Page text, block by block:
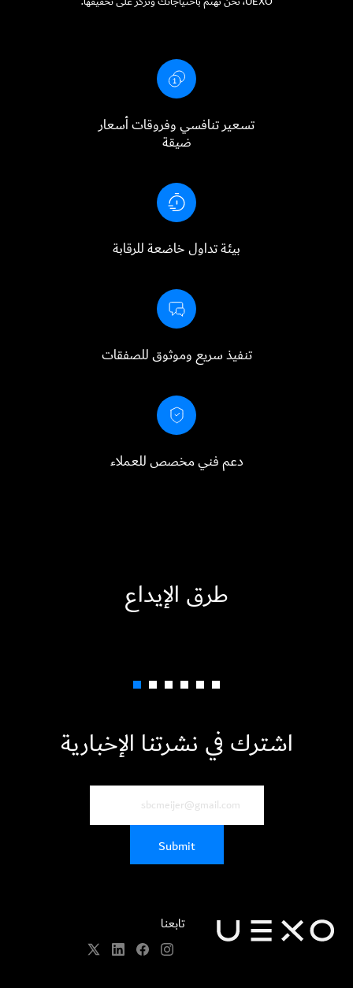
تسعير تنافسي وفروقات أسعار
ضيقة
بيئة تداول خاضعة للرقابة
تنفيذ سريع وموثوق للصفقات
دعم فني مخصص للعملاء
طرق الإيداع
اشترك في نشرتنا الإخبارية
تابعنا